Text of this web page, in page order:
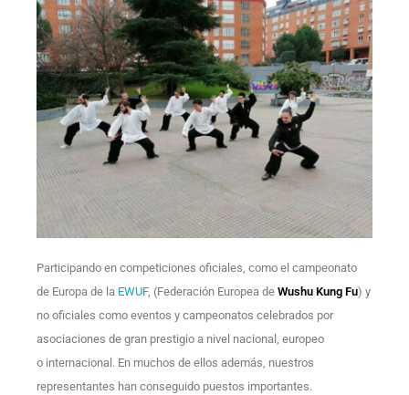
Participando en competiciones oficiales, como el campeonato
de Europa de la EWUF, (Federación Europea de Wushu Kung Fu) y
no oficiales como eventos y campeonatos celebrados por
asociaciones de gran prestigio a nivel nacional, europeo
o internacional. En muchos de ellos además, nuestros
representantes han conseguido puestos importantes.